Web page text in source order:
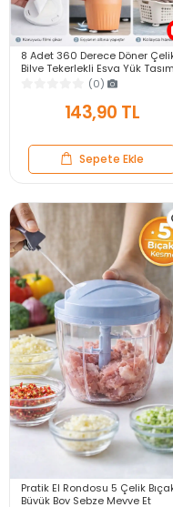
8 Adet 360 Derece Döner
Bilye Tekerlekli Eşya Yük
Yapışkanlı Eşya Kaydırma
(0)
143,90 TL
Sepete Ekle
Pratik El Rondosu 5 Çelik
Büyük Boy Sebze Meyve Et